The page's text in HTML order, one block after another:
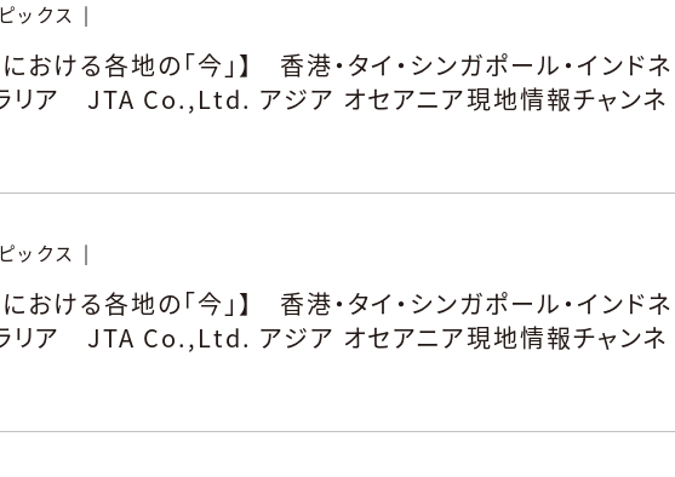
ックス |
おける各地の「今」】 香港・タイ・シンガポール・インドネ
ラリア JTA Co.,Ltd. アジア オセアニア現地情報チャンネ
ックス |
おける各地の「今」】 香港・タイ・シンガポール・インドネ
ラリア JTA Co.,Ltd. アジア オセアニア現地情報チャンネ